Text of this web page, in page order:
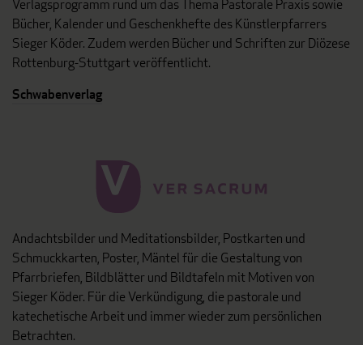
Verlagsprogramm rund um das Thema Pastorale Praxis sowie
Bücher, Kalender und Geschenkhefte des Künstlerpfarrers
Sieger Köder. Zudem werden Bücher und Schriften zur Diözese
Rottenburg-Stuttgart veröffentlicht.
Schwabenverlag
Andachtsbilder und Meditationsbilder, Postkarten und
Schmuckkarten, Poster, Mäntel für die Gestaltung von
Pfarrbriefen, Bildblätter und Bildtafeln mit Motiven von
Sieger Köder. Für die Verkündigung, die pastorale und
katechetische Arbeit und immer wieder zum persönlichen
Betrachten.